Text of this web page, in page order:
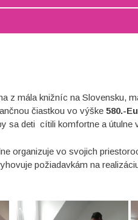
z mála knižníc na Slovensku,
čiastkou vo výške 580.-
sa deti cítili komfortne a útulne
organizuje vo svojich
požiadavkám na